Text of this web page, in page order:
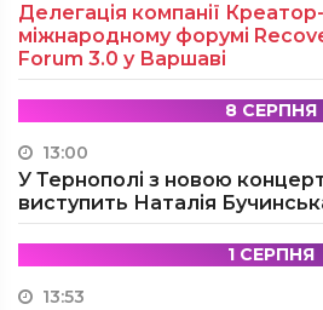
Делегація компанії
міжнародному форумі
Forum 3.0 у Варшаві
8 СЕРПНЯ
13:00
У Тернополі з новою
виступить Наталія
1 СЕРПНЯ
13:53